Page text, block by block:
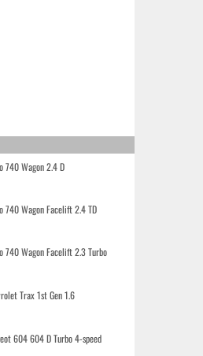
740 Wagon 2.4 D
740 Wagon Facelift 2.4 TD
740 Wagon Facelift 2.3 Turbo
Trax 1st Gen 1.6
604 604 D Turbo 4-speed